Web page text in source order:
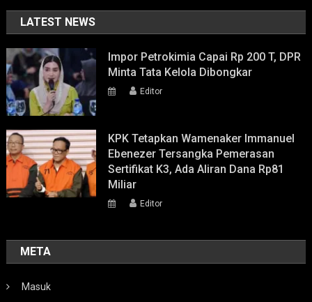
LATEST NEWS
Impor Petrokimia Capai Rp 200 T, DPR
Minta Tata Kelola Dibongkar
Editor
KPK Tetapkan Wamenaker Immanuel
Ebenezer Tersangka Pemerasan
Sertifikat K3, Ada Aliran Dana Rp81
Miliar
Editor
META
Masuk